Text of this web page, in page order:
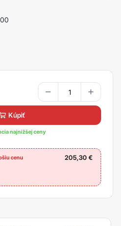
kúpiť
najnižšej ceny
cenu 205,30 €